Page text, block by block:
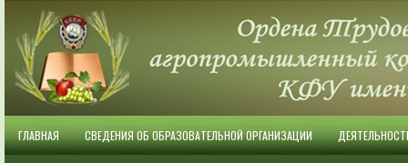
ГЛАВНАЯ СВЕДЕНИЯ ОБ ОБРАЗОВАТЕЛЬНОЙ ОРГАНИЗАЦИИ